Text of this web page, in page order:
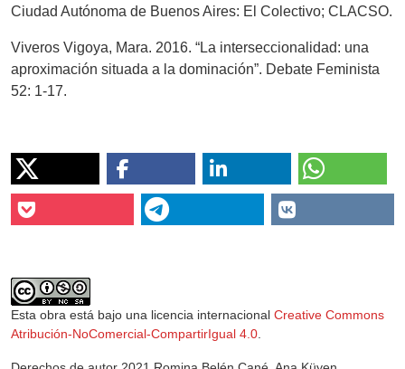
Ciudad Autónoma de Buenos Aires: El Colectivo; CLACSO.
Viveros Vigoya, Mara. 2016. “La interseccionalidad: una
aproximación situada a la dominación”. Debate Feminista
52: 1-17.
Esta obra está bajo una licencia internacional Creative Commons
Atribución-NoComercial-CompartirIgual 4.0